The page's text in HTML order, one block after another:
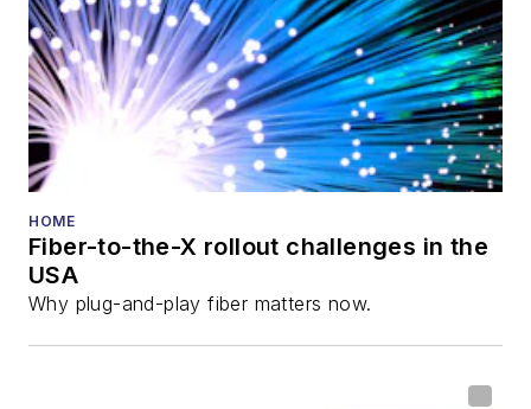
HOME
Fiber-to-the-X rollout challenges in the
USA
Why plug-and-play fiber matters now.